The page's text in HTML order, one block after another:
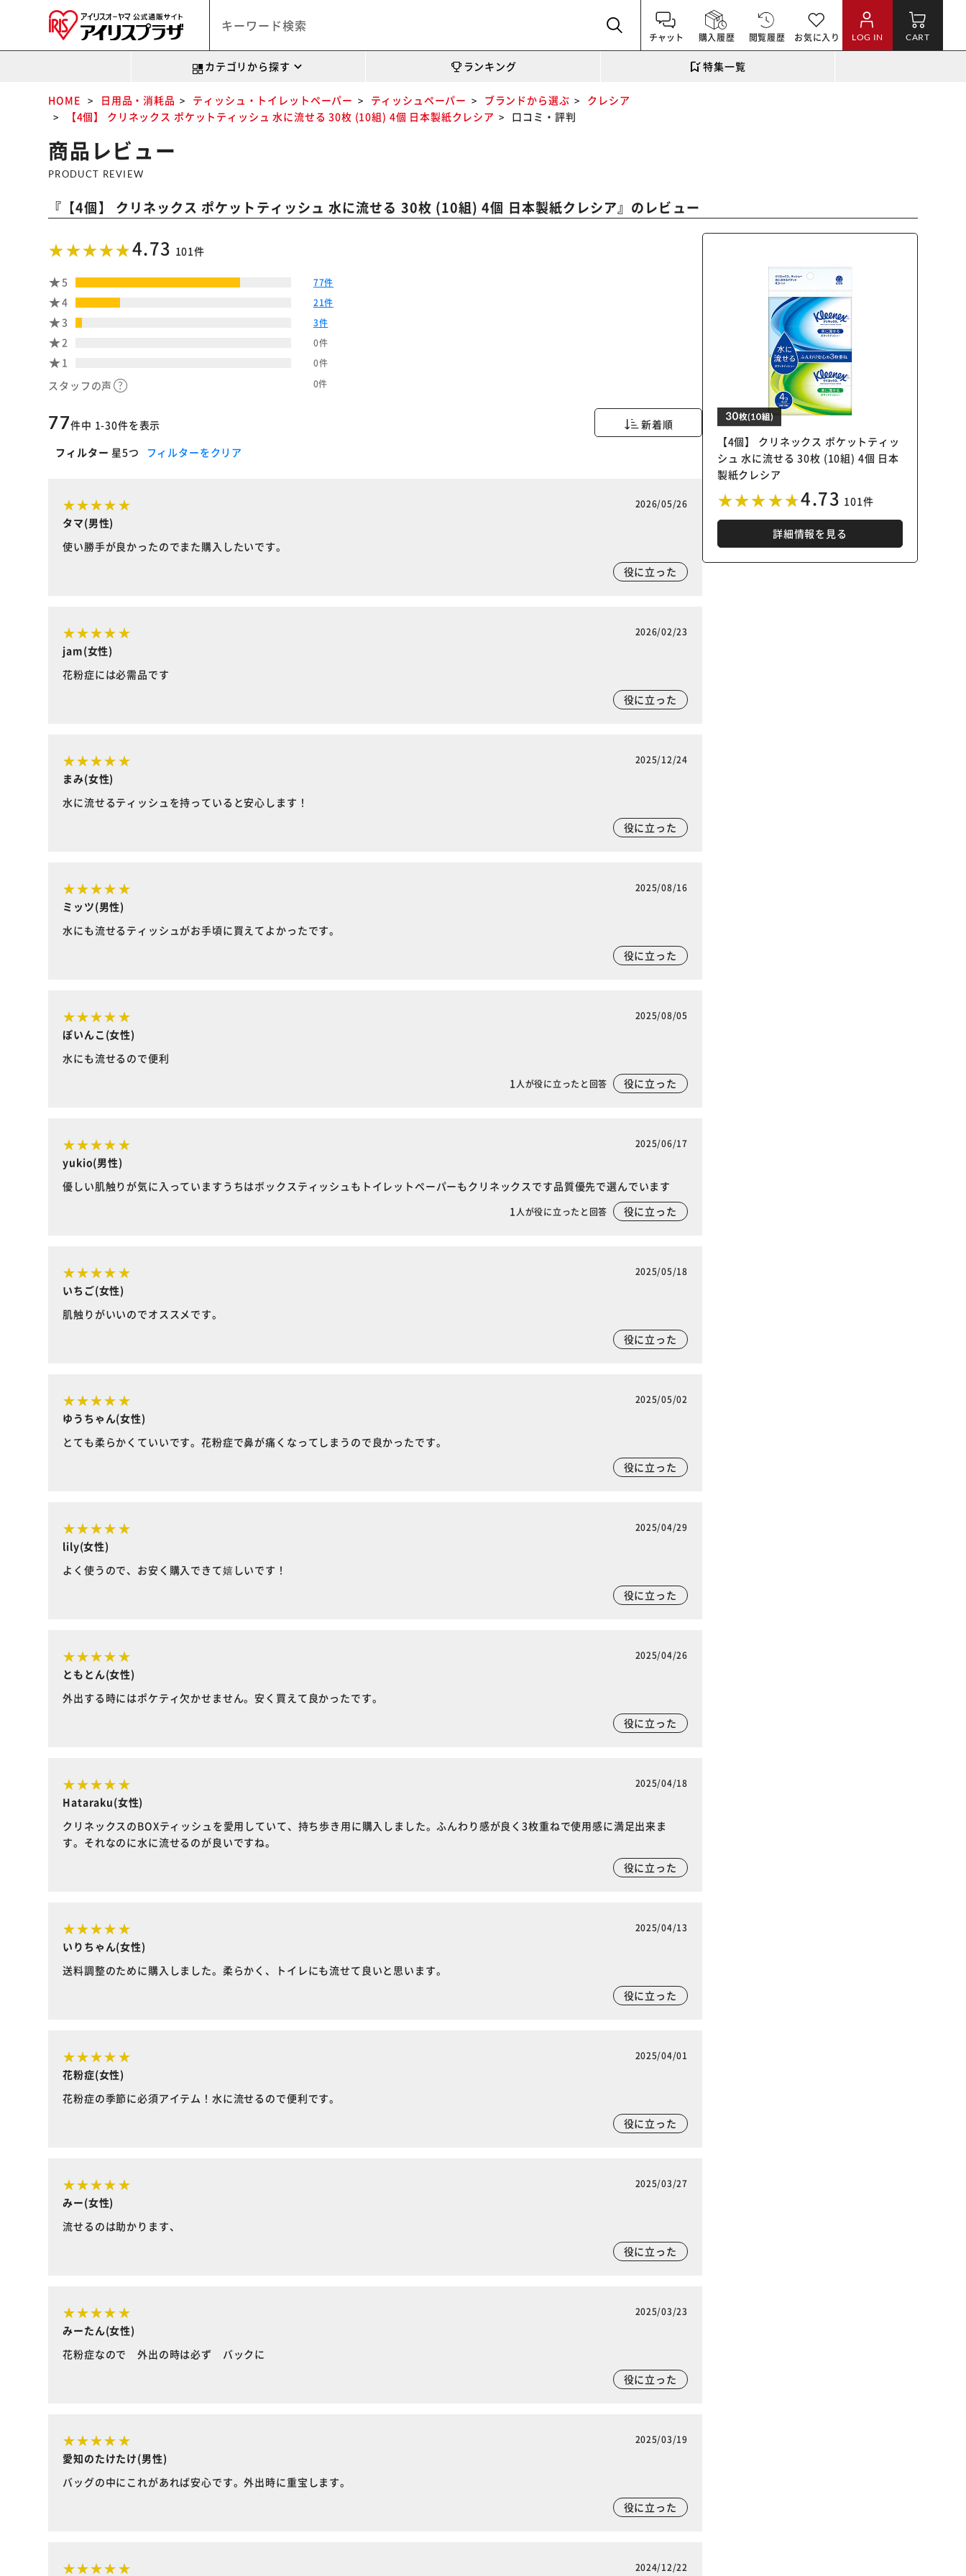
チャット 購入履歴 閲覧履歴 お気に入り LOG IN CART
カテゴリから探す ランキング 特集一覧
HOME 日用品・消耗品 ティッシュ・トイレットペーパー ティッシュペーパー ブランドから選ぶ
クレシア
【4個】 クリネックス ポケットティッシュ 水に流せる 30枚 (10組) 4個 日本製紙クレシア
口コミ・評判
商品レビュー
PRODUCT REVIEW
『 【4個】 クリネックス ポケットティッシュ 水に流せる 30枚 (10組) 4個 日本製紙クレシア』のレビュー
【4個】 クリネックス ポケットティッ
シュ 水に流せる 30枚 (10組) 4個 日本
製紙クレシア
4.73 101件
詳細情報を見る
4.73 101件
5 77件
4 21件
3 3件
2 0件
1 0件
スタッフの声 0件
新着順
77件中 1-30件を表示
フィルター 星5つ フィルターをクリア
2026/05/26
タマ(男性)
使い勝手が良かったのでまた購入したいです。
役に立った
2026/02/23
jam(女性)
花粉症には必需品です
役に立った
2025/12/24
まみ(女性)
水に流せるティッシュを持っていると安心します！
役に立った
2025/08/16
ミッツ(男性)
水にも流せるティッシュがお手頃に買えてよかったです。
役に立った
2025/08/05
ぽいんこ(女性)
水にも流せるので便利
1 人が役に立ったと回答 役に立った
2025/06/17
yukio(男性)
優しい肌触りが気に入っていますうちはボックスティッシュもトイレットペーパーもクリネックスです品質優先で選んでいます
1 人が役に立ったと回答 役に立った
2025/05/18
いちご(女性)
肌触りがいいのでオススメです。
役に立った
2025/05/02
ゆうちゃん(女性)
とても柔らかくていいです。花粉症で鼻が痛くなってしまうので良かったです。
役に立った
2025/04/29
lily(女性)
よく使うので、お安く購入できて嬉しいです！
役に立った
2025/04/26
ともとん(女性)
外出する時にはポケティ欠かせません。安く買えて良かったです。
役に立った
2025/04/18
Hataraku(女性)
クリネックスのBOXティッシュを愛用していて、持ち歩き用に購入しました。ふんわり感が良く3枚重ねで使用感に満足出来ま
す。それなのに水に流せるのが良いですね。
役に立った
2025/04/13
いりちゃん(女性)
送料調整のために購入しました。柔らかく、トイレにも流せて良いと思います。
役に立った
2025/04/01
花粉症(女性)
花粉症の季節に必須アイテム！水に流せるので便利です。
役に立った
2025/03/27
みー(女性)
流せるのは助かります、
役に立った
2025/03/23
みーたん(女性)
花粉症なので 外出の時は必ず バックに
役に立った
2025/03/19
愛知のたけたけ(男性)
バッグの中にこれがあれば安心です。外出時に重宝します。
役に立った
2024/12/22